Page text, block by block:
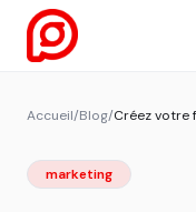
Accueil/Blog/
marketing